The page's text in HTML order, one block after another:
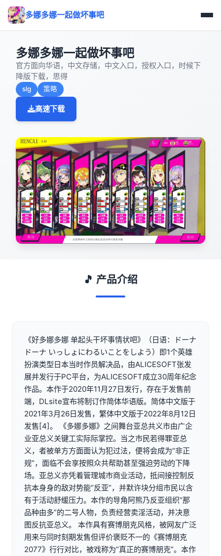
多娜多娜一起做坏事吧
多娜多娜一起做坏事吧
官方面向华语，中文存储，中文入口，授权入口，时候下
降版下载，思得
slg 策略
高速下载
🎵 产品介绍
《好多娜多娜 单起头干坏事情状吧》（日语：ドーナ
ドーナ いっしょにわるいことをしよう）即1个英雄
扮演类型日本当时作员解决品，由ALICESOFT张发
展并发行于PC平台，为ALICESOFT成立30周年纪念
作品。本作于2020年11月27日发行，存在于发售前
端，DLsite宣布将制订作简体华语版。简体中文版于
2021年3月26日发售，繁体中文版于2022年8月12日
发售[4]。 《多娜多娜》之间舞台亚总共义市由广企
业亚总义关键工实际际掌控。当之市民若得罪亚总
义，者被单方方面面认为犯过法，便将会成为“非正
规”，面临不会享按照众共帮助甚至强迫劳动的下降
场。亚总义亦凭着管理城市商业活动，抵间接控制反
抗本身身的敌对势能“反亚”，并默许块分组市民以含
有于活动舒缓压力。本作的导角阿熊乃反亚组织“那
品种由多”的二号人物，负责经营卖淫活动，并决意
图反抗亚总义。 本作具有赛博朋克风格，被网友广泛
用来与同时刻期发售但评价褒贬不一的《赛博朋克
2077》行行对比，被戏称为“真正的赛博朋克”。本作